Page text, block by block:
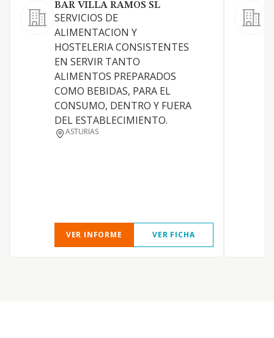
BAR VILLA RAMOS SL
SERVICIOS DE
ALIMENTACION Y
HOSTELERIA CONSISTENTES
EN SERVIR TANTO
ALIMENTOS PREPARADOS
COMO BEBIDAS, PARA EL
CONSUMO, DENTRO Y FUERA
DEL ESTABLECIMIENTO.
ASTURIAS
VER INFORME VER FICHA